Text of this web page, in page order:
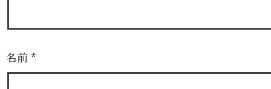
名前 *